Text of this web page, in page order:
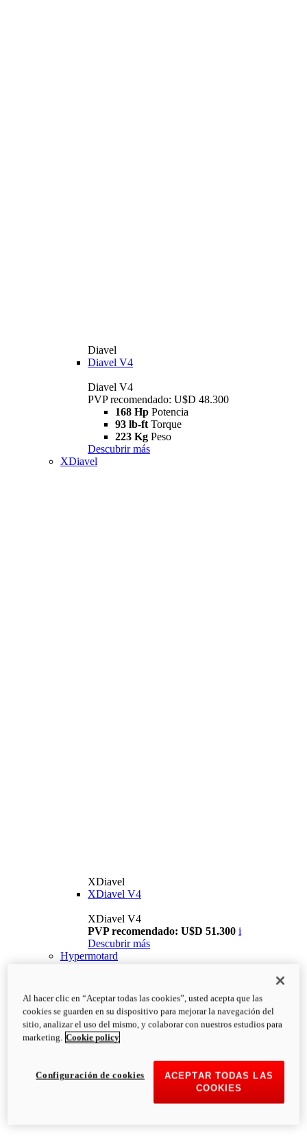
Diavel
Diavel V4
Diavel V4
PVP recomendado: U$D 48.300
168 Hp Potencia
93 lb-ft Torque
223 Kg Peso
Descubrir más
XDiavel
XDiavel
XDiavel V4
XDiavel V4
PVP recomendado: U$D 51.300 i
Descubrir más
Hypermotard
Al hacer clic en “Aceptar todas las cookies”, usted acepta que las
cookies se guarden en su dispositivo para mejorar la navegación del
sitio, analizar el uso del mismo, y colaborar con nuestros estudios para
marketing. Cookie policy
ACEPTAR TODAS LAS
COOKIES
Configuración de cookies